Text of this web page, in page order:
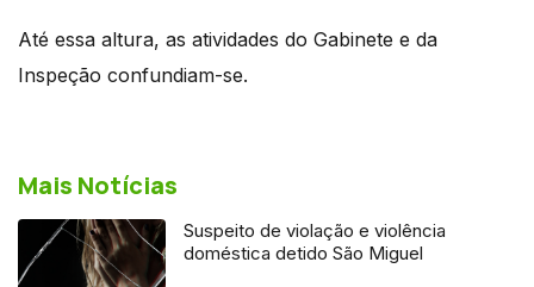
Até essa altura, as atividades do Gabinete e da
Inspeção confundiam-se.
Mais Notícias
Suspeito de violação e violência
doméstica detido São Miguel